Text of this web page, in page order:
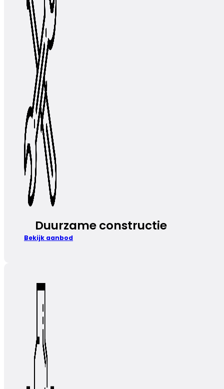
Duurzame constructie
Bekijk aanbod